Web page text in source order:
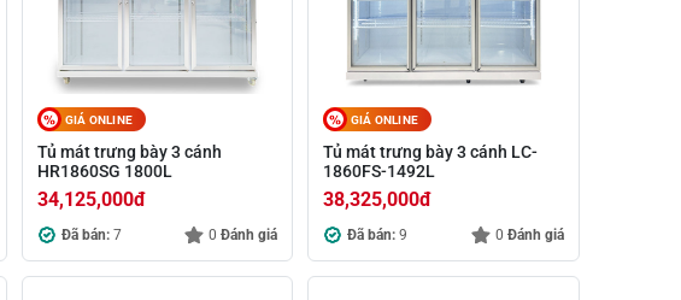
GIÁ ONLINE
Tủ mát trưng bày 3 cánh
HR1860SG 1800L
34,125,000đ
Đã bán: 7 0Đánh giá
GIÁ ONLINE
Tủ mát trưng bày 3 cánh LC-
1860FS-1492L
38,325,000đ
Đã bán:9 0 Đánh giá